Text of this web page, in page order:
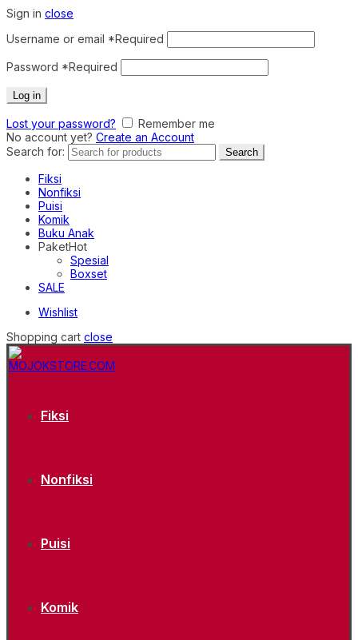
Sign in close
Username or email *Required
Password *Required
Log in
Lost your password?
Remember me
No account yet? Create an Account
Search for:
Search
Fiksi
Nonfiksi
Puisi
Komik
Buku Anak
PaketHot
Spesial
Boxset
SALE
Wishlist
Shopping cart close
Fiksi
Nonfiksi
Puisi
Komik